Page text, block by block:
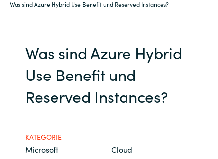
Was sind Azure Hybrid Use Benefit und Reserved Instances?
Global site
Ressourcen
IT Campus - Customer Trainings
Über uns
Was sind Azure Hybrid
Use Benefit und
Reserved Instances?
KATEGORIE
Microsoft Cloud